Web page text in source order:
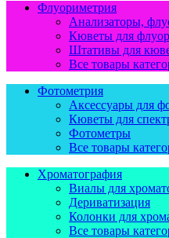
Флуориметрия
Анализаторы,
Кюветы для
Штативы для
Все товары
Фотометрия
Аксессуары для
Кюветы для
Фотометры
Все товары
Хроматография
Виалы для
Дериватизация
Колонки для
Все товары